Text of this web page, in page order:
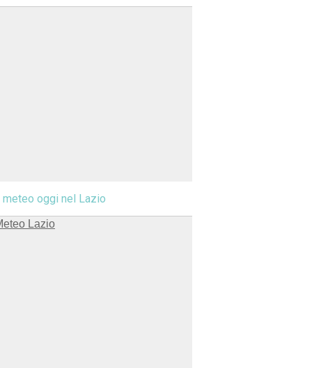
meteo oggi nel Lazio